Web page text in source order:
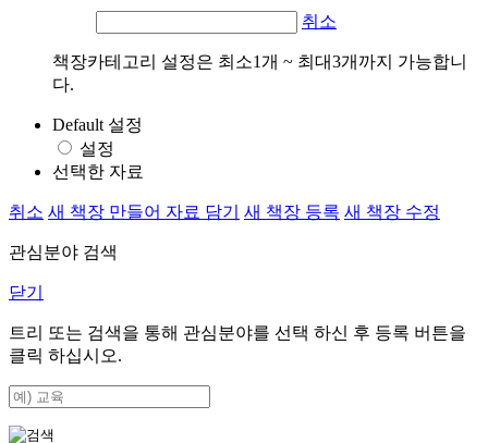
취소
책장카테고리 설정은 최소1개 ~ 최대3개까지 가능합니
다.
Default 설정
설정
선택한 자료
취소 새 책장 만들어 자료 담기 새 책장 등록 새 책장 수정
관심분야 검색
닫기
트리 또는 검색을 통해 관심분야를 선택 하신 후 등록 버튼을
클릭 하십시오.